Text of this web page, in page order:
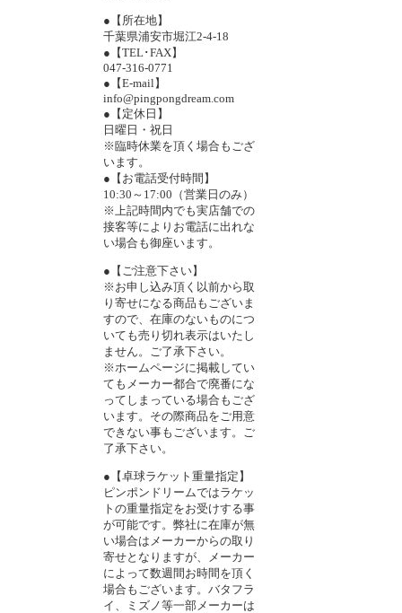
●【所在地】
千葉県浦安市堀江2-4-18
●【TEL･FAX】
047-316-0771
●【E-mail】
info@pingpongdream.com
●【定休日】
日曜日・祝日
※臨時休業を頂く場合もござ
います。
●【お電話受付時間】
10:30～17:00（営業日のみ）
※上記時間内でも実店舗での
接客等によりお電話に出れな
い場合も御座います。
●【ご注意下さい】
※お申し込み頂く以前から取
り寄せになる商品もございま
すので、在庫のないものにつ
いても売り切れ表示はいたし
ません。ご了承下さい。
※ホームページに掲載してい
てもメーカー都合で廃番にな
ってしまっている場合もござ
います。その際商品をご用意
できない事もございます。ご
了承下さい。
●【卓球ラケット重量指定】
ピンポンドリームではラケッ
トの重量指定をお受けする事
が可能です。弊社に在庫が無
い場合はメーカーからの取り
寄せとなりますが、メーカー
によって数週間お時間を頂く
場合もございます。バタフラ
イ、ミズノ等一部メーカーは